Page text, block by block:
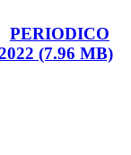
PERIODICO
(7.96 MB)